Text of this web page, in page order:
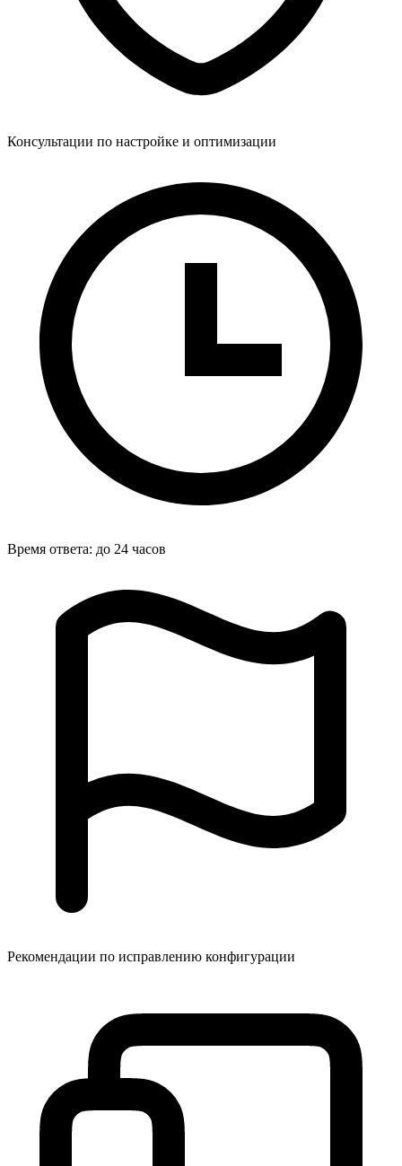
Консультации по настройке и оптимизации
Время ответа: до 24 часов
Рекомендации по исправлению конфигурации